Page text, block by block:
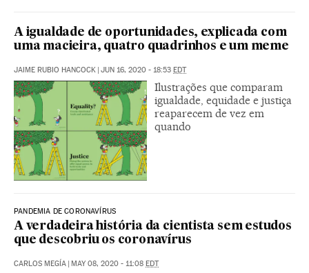
A igualdade de oportunidades, explicada com
uma macieira, quatro quadrinhos e um meme
JAIME RUBIO HANCOCK | JUN 16, 2020 - 18:53 EDT
Ilustrações que comparam
igualdade, equidade e justiça
reaparecem de vez em
quando
PANDEMIA DE CORONAVÍRUS
A verdadeira história da cientista sem estudos
que descobriu os coronavírus
CARLOS MEGÍA | MAY 08, 2020 - 11:08 EDT